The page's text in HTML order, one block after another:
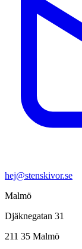
hej@stenskivor.se
Malmö
Djäknegatan 31
211 35 Malmö